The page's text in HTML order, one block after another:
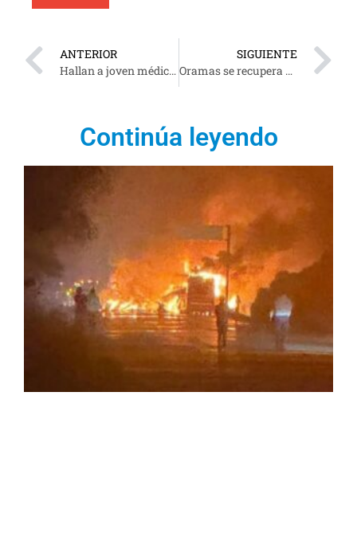
ANTERIOR
Hallan a joven médico sin vida en motel de Villahermosa
SIGUIENTE
Oramas se recupera de nueva operación
Continúa leyendo